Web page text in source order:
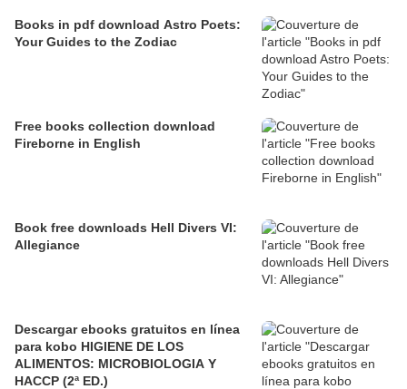
Books in pdf download Astro Poets:
Your Guides to the Zodiac
Free books collection download
Fireborne in English
Book free downloads Hell Divers VI:
Allegiance
Descargar ebooks gratuitos en línea
para kobo HIGIENE DE LOS
ALIMENTOS: MICROBIOLOGIA Y
HACCP (2ª ED.)